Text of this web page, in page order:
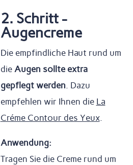
2. Schritt -
Augencreme
Die empfindliche Haut rund um
dieAugen sollte extra
gepflegt werden. Dazu
empfehlen wir Ihnen die La
Créme Contour des Yeux.
Anwendung:
Tragen Sie die Creme rund um